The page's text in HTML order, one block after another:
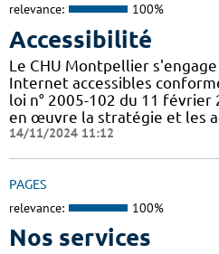
relevance: 100%
Accessibilité
Le CHU Montpellier
Internet accessibles
loi n° 2005-102 du 11
en œuvre la stratégie et les
14/11/2024 11:12
PAGES
relevance: 100%
Nos services